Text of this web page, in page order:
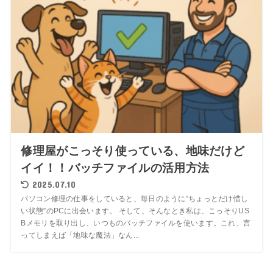
修理屋がこっそり使っている、地味だけど
イイ！！バッチファイルの活用方法
2025.07.10
パソコン修理の仕事をしていると、毎日のように“ちょっとだけ惜し
い状態”のPCに出会います。 そして、そんなとき私は、こっそりUS
Bメモリを取り出し、いつものバッチファイルを使います。これ、言
ってしまえば「地味な魔法」なん...